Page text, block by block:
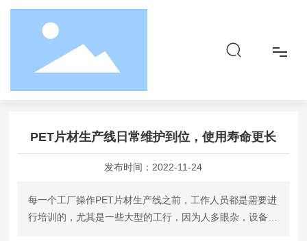
关于
社会责任
首页 新闻动态
行业资讯
PET片材生产线日常维护到位，使用寿命更长
发布时间：2022-11-24
每一个工厂操作PET片材生产线之前，工作人员都是需要进
行培训的，尤其是一些大型的工行，因为人多眼杂，设备使